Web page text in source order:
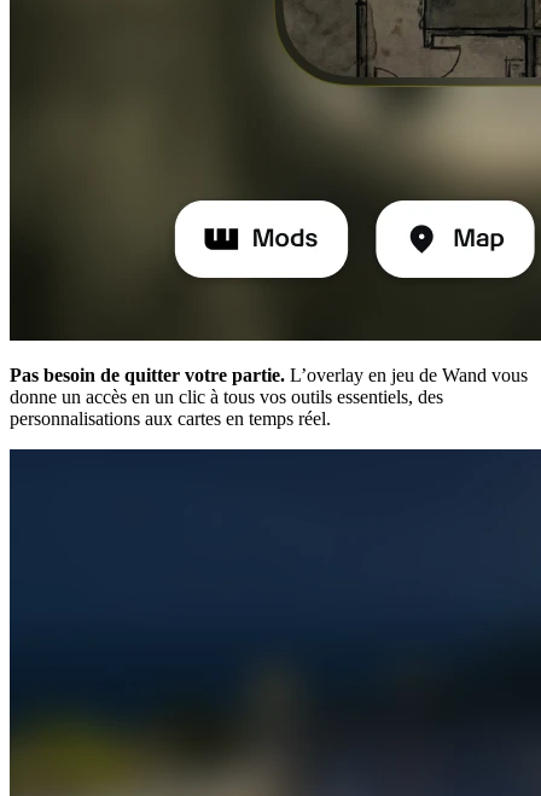
Pas besoin de quitter votre partie. L’overlay en jeu de Wand vous
donne un accès en un clic à tous vos outils essentiels, des
personnalisations aux cartes en temps réel.